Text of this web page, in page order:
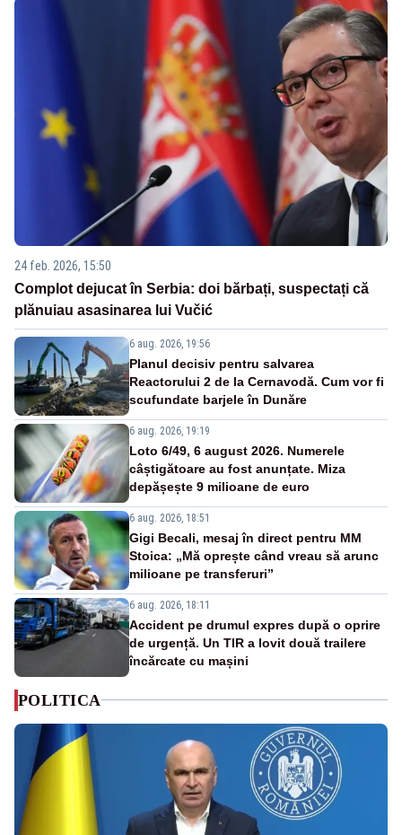
24 feb. 2026, 15:50
Complot dejucat în Serbia: doi bărbați, suspectați că
plănuiau asasinarea lui Vučić
6 aug. 2026, 19:56
Planul decisiv pentru salvarea
Reactorului 2 de la Cernavodă. Cum vor fi
scufundate barjele în Dunăre
6 aug. 2026, 19:19
Loto 6/49, 6 august 2026. Numerele
câștigătoare au fost anunțate. Miza
depășește 9 milioane de euro
6 aug. 2026, 18:51
Gigi Becali, mesaj în direct pentru MM
Stoica: „Mă oprește când vreau să arunc
milioane pe transferuri”
6 aug. 2026, 18:11
Accident pe drumul expres după o oprire
de urgență. Un TIR a lovit două trailere
încărcate cu mașini
POLITICA